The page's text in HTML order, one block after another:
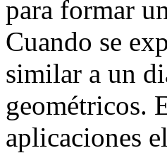
para formar
Cuando se
similar a un
geométricos.
aplicaciones